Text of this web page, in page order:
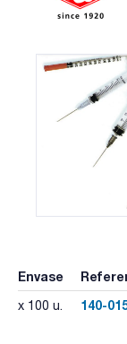
Envase
x 100 u. 140-